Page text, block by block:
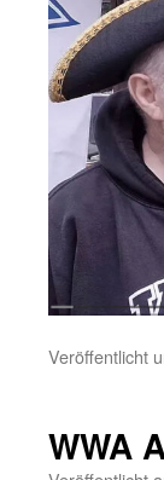
Veröffentlicht
WWA